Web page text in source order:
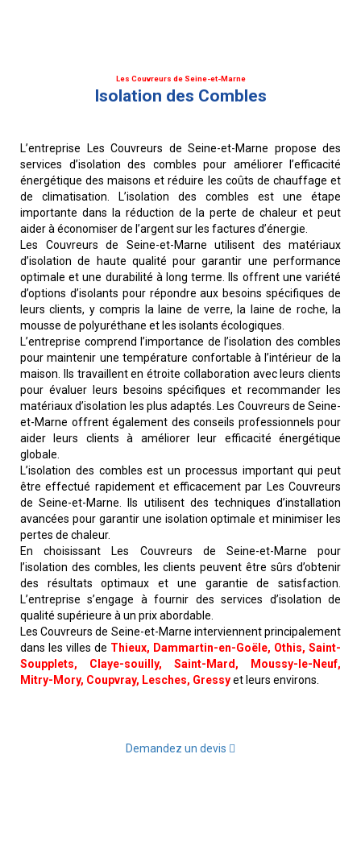
Les Couvreurs de Seine-et-Marne
Isolation des Combles
L’entreprise Les Couvreurs de Seine-et-Marne propose des
services d’isolation des combles pour améliorer l’efficacité
énergétique des maisons et réduire les coûts de chauffage et
de climatisation. L’isolation des combles est une étape
importante dans la réduction de la perte de chaleur et peut
aider à économiser de l’argent sur les factures d’énergie.
Les Couvreurs de Seine-et-Marne utilisent des matériaux
d’isolation de haute qualité pour garantir une performance
optimale et une durabilité à long terme. Ils offrent une variété
d’options d’isolants pour répondre aux besoins spécifiques de
leurs clients, y compris la laine de verre, la laine de roche, la
mousse de polyuréthane et les isolants écologiques.
L’entreprise comprend l’importance de l’isolation des combles
pour maintenir une température confortable à l’intérieur de la
maison. Ils travaillent en étroite collaboration avec leurs clients
pour évaluer leurs besoins spécifiques et recommander les
matériaux d’isolation les plus adaptés. Les Couvreurs de Seine-
et-Marne offrent également des conseils professionnels pour
aider leurs clients à améliorer leur efficacité énergétique
globale.
L’isolation des combles est un processus important qui peut
être effectué rapidement et efficacement par Les Couvreurs
de Seine-et-Marne. Ils utilisent des techniques d’installation
avancées pour garantir une isolation optimale et minimiser les
pertes de chaleur.
En choisissant Les Couvreurs de Seine-et-Marne pour
l’isolation des combles, les clients peuvent être sûrs d’obtenir
des résultats optimaux et une garantie de satisfaction.
L’entreprise s’engage à fournir des services d’isolation de
qualité supérieure à un prix abordable.
Les Couvreurs de Seine-et-Marne interviennent principalement
dans les villes de Thieux, Dammartin-en-Goële, Othis, Saint-
Soupplets, Claye-souilly, Saint-Mard, Moussy-le-Neuf,
Mitry-Mory, Coupvray, Lesches, Gressyet leurs environs.
Demandez un devis